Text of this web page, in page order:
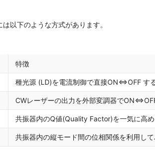
以下のような方式があります。
特徴
種光源 (LD)を電流制御で直接ON⇔OFF す
CWレーザーの出力を外部変調器で
共振器内のQ値(Quality Factor)を一気に高
共振器内の縦モード間の位相関係を利用し